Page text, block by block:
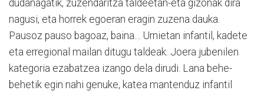
dudanagatik, zuzendaritza taldeetan-eta gizonak dira
nagusi, eta horrek egoeran eragin zuzena dauka.
Pausoz pauso bagoaz, baina… Urnietan infantil, kadete
eta erregional mailan ditugu taldeak. Joera jubenilen
kategoria ezabatzea izango dela dirudi. Lana behe-
behetik egin nahi genuke, katea mantenduz infantil